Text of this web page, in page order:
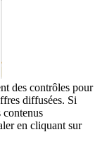
des contrôles pour
diffusées. Si
contenus
en cliquant sur